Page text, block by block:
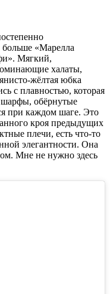
больше «Марелла
Мягкий,
халаты,
жёлтая юбка
с плавностью, которая
шарфы, обёрнутые
при каждом шаге. Это
кроя предыдущих
плечи, есть что-то
элегантности. Она
Мне не нужно здесь